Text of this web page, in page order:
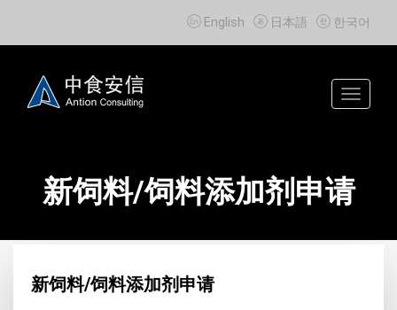
 English  日本語  한국어
Toggle
新饲料/饲料添加剂申请
新饲料/饲料添加剂申请